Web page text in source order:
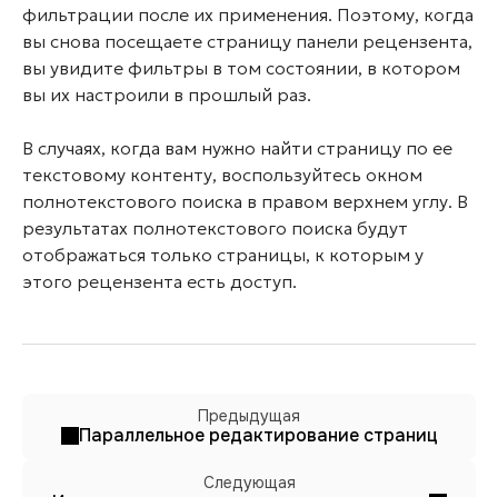
фильтрации после их применения. Поэтому, когда
вы снова посещаете страницу панели рецензента,
вы увидите фильтры в том состоянии, в котором
вы их настроили в прошлый раз.
В случаях, когда вам нужно найти страницу по ее
текстовому контенту, воспользуйтесь окном
полнотекстового поиска в правом верхнем углу. В
результатах полнотекстового поиска будут
отображаться только страницы, к которым у
этого рецензента есть доступ.
Предыдущая
Параллельное редактирование страниц
Следующая